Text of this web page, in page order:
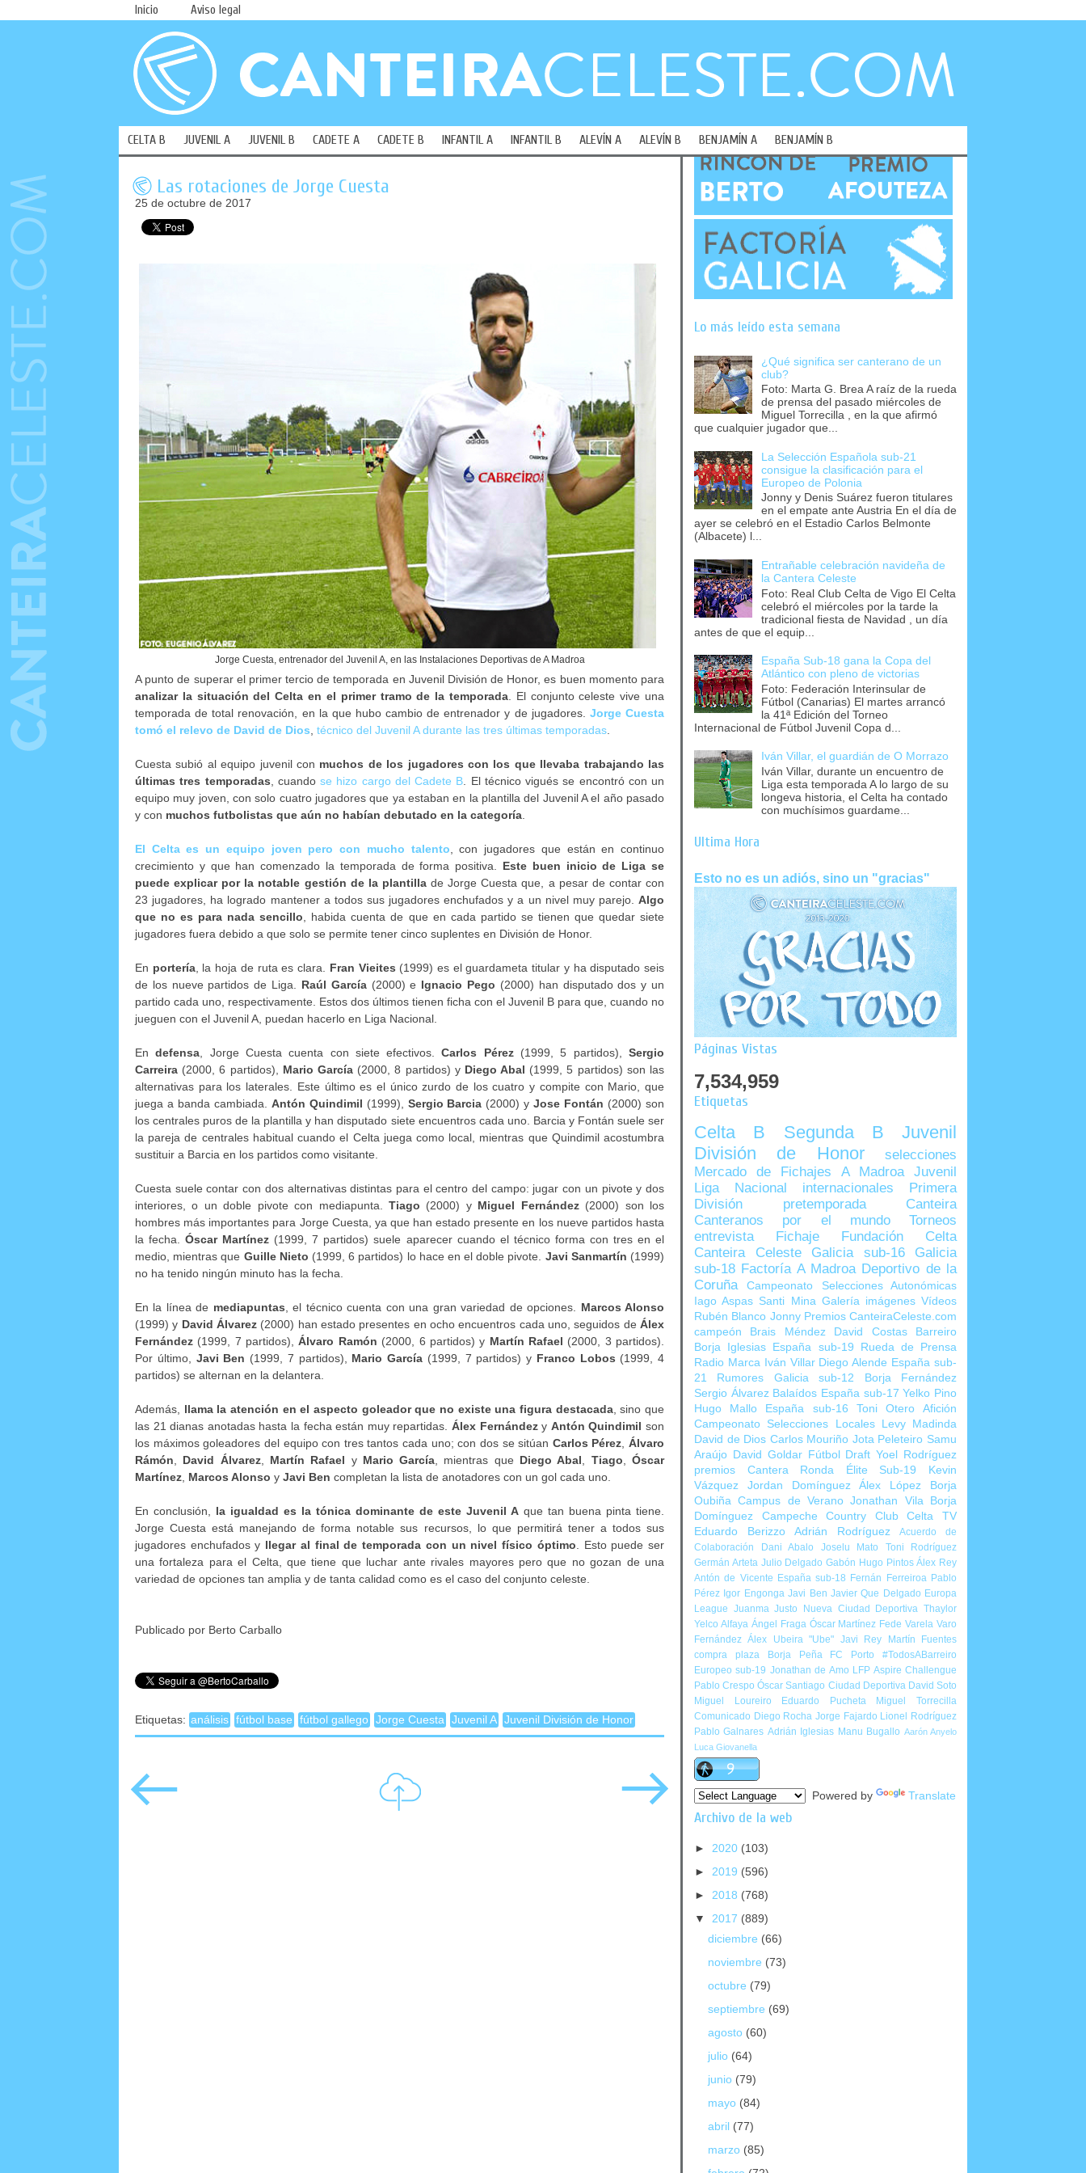
Inicio Aviso legal
CELTA B JUVENIL A JUVENIL B CADETE A CADETE B INFANTIL A INFANTIL B ALEVÍN A ALEVÍN B BENJAMÍN A BENJAMÍN B
Las rotaciones de Jorge Cuesta
25 de octubre de 2017
Jorge Cuesta, entrenador del Juvenil A, en las Instalaciones Deportivas de A Madroa
A punto de superar el primer tercio de temporada en Juvenil División de Honor, es buen momento para
analizar la situación del Celta en el primer tramo de la temporada. El conjunto celeste vive una
temporada de total renovación, en la que hubo cambio de entrenador y de jugadores. Jorge Cuesta
tomó el relevo de David de Dios técnico del Juvenil A durante las tres últimas temporadas
Cuesta subió al equipo juvenil con muchos de los jugadores con los que llevaba trabajando las
últimas tres temporadas , cuando se hizo cargo del Cadete B . El técnico vigués se encontró con un
equipo muy joven, con solo cuatro jugadores que ya estaban en la plantilla del Juvenil A el año pasado
y con muchos futbolistas que aún no habían debutado en la categoría
El Celta es un equipo joven pero con mucho talento , con jugadores que están en continuo
crecimiento y que han comenzado la temporada de forma positiva. Este buen inicio de Liga se
puede explicar por la notable gestión de la plantillade Jorge Cuesta que, a pesar de contar con
23 jugadores, ha logrado mantener a todos sus jugadores enchufados y a un nivel muy parejo. Algo
que no es para nada sencillo , habida cuenta de que en cada partido se tienen que quedar siete
jugadores fuera debido a que solo se permite tener cinco suplentes en División de Honor.
En portería, la hoja de ruta es clara. Fran Vieites (1999) es el guardameta titular y ha disputado seis
de los nueve partidos de Liga. Raúl García(2000) e Ignacio Pego (2000) han disputado dos y un
partido cada uno, respectivamente. Estos dos últimos tienen ficha con el Juvenil B para que, cuando no
jueguen con el Juvenil A, puedan hacerlo en Liga Nacional.
Endefensa , Jorge Cuesta cuenta con siete efectivos.Carlos Pérez(1999, 5 partidos),Sergio
Carreira (2000, 6 partidos), Mario García(2000, 8 partidos) y Diego Abal (1999, 5 partidos) son las
alternativas para los laterales. Este último es el único zurdo de los cuatro y compite con Mario, que
juega a banda cambiada. Antón Quindimil (1999), Sergio Barcia (2000) yJose Fontán (2000) son
los centrales puros de la plantilla y han disputado siete encuentros cada uno. Barcia y Fontán suele ser
la pareja de centrales habitual cuando el Celta juega como local, mientras que Quindimil acostumbra
sustituir a Barcia en los partidos como visitante.
Cuesta suele contar con dos alternativas distintas para el centro del campo: jugar con un pivote y dos
interiores, o un doble pivote con mediapunta. Tiago (2000) y Miguel Fernández(2000) son los
hombres más importantes para Jorge Cuesta, ya que han estado presente en los nueve partidos hasta
la fecha.Óscar Martínez (1999, 7 partidos) suele aparecer cuando el técnico forma con tres en el
medio, mientras que Guille Nieto (1999, 6 partidos) lo hace en el doble pivote. Javi Sanmartín (1999)
no ha tenido ningún minuto has la fecha.
En la línea de mediapuntas , el técnico cuenta con una gran variedad de opciones. Marcos Alonso
(1999) y David Álvarez (2000) han estado presentes en ocho encuentros cada uno, seguidos deÁlex
Fernández (1999, 7 partidos),Álvaro Ramón (2000, 6 partidos) y Martín Rafael (2000, 3 partidos).
Por último, Javi Ben (1999, 7 partidos), Mario García (1999, 7 partidos) y Franco Lobos (1999, 4
partidos) se alternan en la delantera.
Además, llama la atención en el aspecto goleador que no existe una figura destacada, sino que
las 21 dianas anotadas hasta la fecha están muy repartidas. Álex Fernándezy Antón Quindimil son
los máximos goleadores del equipo con tres tantos cada uno; con dos se sitúan Carlos Pérez Álvaro
Rámón
David Álvarez, Martín Rafael y Mario García , mientras que Diego Abal Tiago ,Óscar
Martínez Marcos Alonso y Javi Ben completan la lista de anotadores con un gol cada uno.
En conclusión, la igualdad es la tónica dominante de este Juvenil A que tan buena pinta tiene.
Jorge Cuesta está manejando de forma notable sus recursos, lo que permitirá tener a todos sus
jugadores enchufados y llegar al final de temporada con un nivel físico óptimo . Esto puede ser
una fortaleza para el Celta, que tiene que luchar ante rivales mayores pero que no gozan de una
variedad de opciones tan amplia y de tanta calidad como es el caso del conjunto celeste.
Publicado por Berto Carballo
Etiquetas: análisis fútbol base fútbol gallego Jorge Cuesta Juvenil A Juvenil División de Honor
Lo más leído esta semana
¿Qué significa ser canterano de un
club?
Foto: Marta G. Brea A raíz de la rueda
de prensa del pasado miércoles de
Miguel Torrecilla , en la que afirmó
que cualquier jugador que...
La Selección Española sub-21
consigue la clasificación para el
Europeo de Polonia
Jonny y Denis Suárez fueron titulares
en el empate ante Austria En el día de
ayer se celebró en el Estadio Carlos Belmonte
(Albacete) l...
Entrañable celebración navideña de
la Cantera Celeste
Foto: Real Club Celta de Vigo El Celta
celebró el miércoles por la tarde la
tradicional fiesta de Navidad , un día
antes de que el equip...
España Sub-18 gana la Copa del
Atlántico con pleno de victorias
Foto: Federación Interinsular de
Fútbol (Canarias) El martes arrancó
la 41ª Edición del Torneo
Internacional de Fútbol Juvenil Copa d...
Iván Villar, el guardián de O Morrazo
Iván Villar, durante un encuentro de
Liga esta temporada A lo largo de su
longeva historia, el Celta ha contado
con muchísimos guardame...
Última Hora
Esto no es un adiós, sino un "gracias"
Páginas Vistas
7,534,959
Etiquetas
Celta B Segunda B
Juvenil
División de Honor
selecciones
Mercado de Fichajes
A Madroa
Juvenil
Liga Nacional
internacionales
Primera
División
pretemporada
Canteira
Canteranos por el mundo
Torneos
entrevista
Fichaje
Fundación Celta
Canteira Celeste
Galicia sub-16
Galicia
sub-18 Factoría A Madroa Deportivo de la
Coruña
Campeonato Selecciones Autonómicas
Iago Aspas Santi Mina Galería imágenes Vídeos
Rubén Blanco Jonny Premios CanteiraCeleste.com
campeón
Brais Méndez David Costas
Barreiro
Borja Iglesias
España sub-19
Rueda de Prensa
Radio Marca
Iván Villar Diego Alende España sub-
21
Rumores Galicia sub-12
Borja Fernández
Sergio Álvarez Balaídos España sub-17 Yelko Pino
Hugo Mallo
España sub-16 Toni Otero
Afición
Campeonato Selecciones Locales
Levy Madinda
David de Dios Carlos Mouriño Jota Peleteiro Samu
Araújo David Goldar Fútbol Draft Yoel Rodríguez
premios Cantera
Ronda Élite Sub-19
Kevin
Vázquez
Jordan Domínguez Álex López
Borja
Oubiña Campus de Verano Jonathan Vila
Borja
Domínguez
Campeche Country Club
Celta TV
Eduardo Berizzo
Adrián Rodríguez
Acuerdo de
Colaboración
Dani Abalo Joselu Mato
Toni Rodríguez
Germán Arteta Julio Delgado Gabón Hugo Pintos Álex Rey
Antón de Vicente España sub-18 Fernán Ferreiroa Pablo
Pérez Igor Engonga Javi Ben Javier Que Delgado Europa
League Juanma Justo Nueva Ciudad Deportiva Thaylor
Yelco Alfaya Ángel Fraga Óscar Martínez Fede Varela Varo
Fernández Álex Ubeira "Ube" Javi Rey
Martín Fuentes
compra plaza
Borja Peña FC Porto
#TodosABarreiro
Europeo sub-19 Jonathan de Amo LFP Aspire Challengue
Pablo Crespo Óscar Santiago Ciudad Deportiva David Soto
Miguel Loureiro
Eduardo Pucheta
Miguel Torrecilla
Comunicado Diego Rocha Jorge Fajardo Lionel Rodríguez
Pablo Galnares Adrián Iglesias Manu Bugallo Aarón Anyelo
Luca Giovanella
Powered by Translate
Archivo de la web
► 2020 (103)
► 2019 (596)
► 2018 (768)
▼ 2017 (889)
diciembre (66)
noviembre (73)
octubre (79)
septiembre (69)
agosto (60)
julio (64)
junio (79)
mayo (84)
abril (77)
marzo (85)